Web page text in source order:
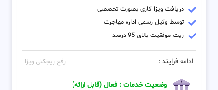
دریافت ویزا کاری بصورت تخصصی
توسط وکیل رسمی اداره مهاجرت
ریت موفقیت بالای 95 درصد
ادامه فرایند : رفع ریجکتی ویزا
وضعیت خدمات : فعال (قابل ارائه)